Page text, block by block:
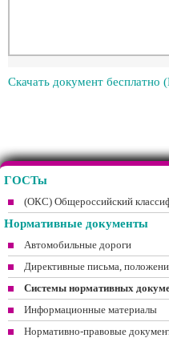
Скачать документ бесплатно
ГОСТы
(ОКС) Общероссийский
Нормативные документы
Автомобильные дороги
Директивные письма,
Системы нормативных
Информационные материалы
Нормативно-правовые